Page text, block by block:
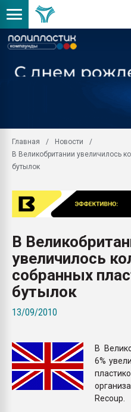
Главная
Новости
В Великобритании увеличилось
бутылок
В
увеличилось
собранных
бутылок
13/09/2010
В
6%
Recoup.